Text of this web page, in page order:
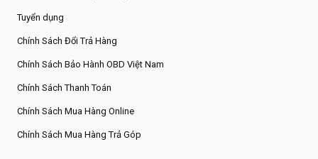
Tuyển dụng
Chính Sách Đổi Trả Hàng
Chính Sách Bảo Hành OBD Việt Nam
Chính Sách Thanh Toán
Chính Sách Mua Hàng Online
Chính Sách Mua Hàng Trả Góp